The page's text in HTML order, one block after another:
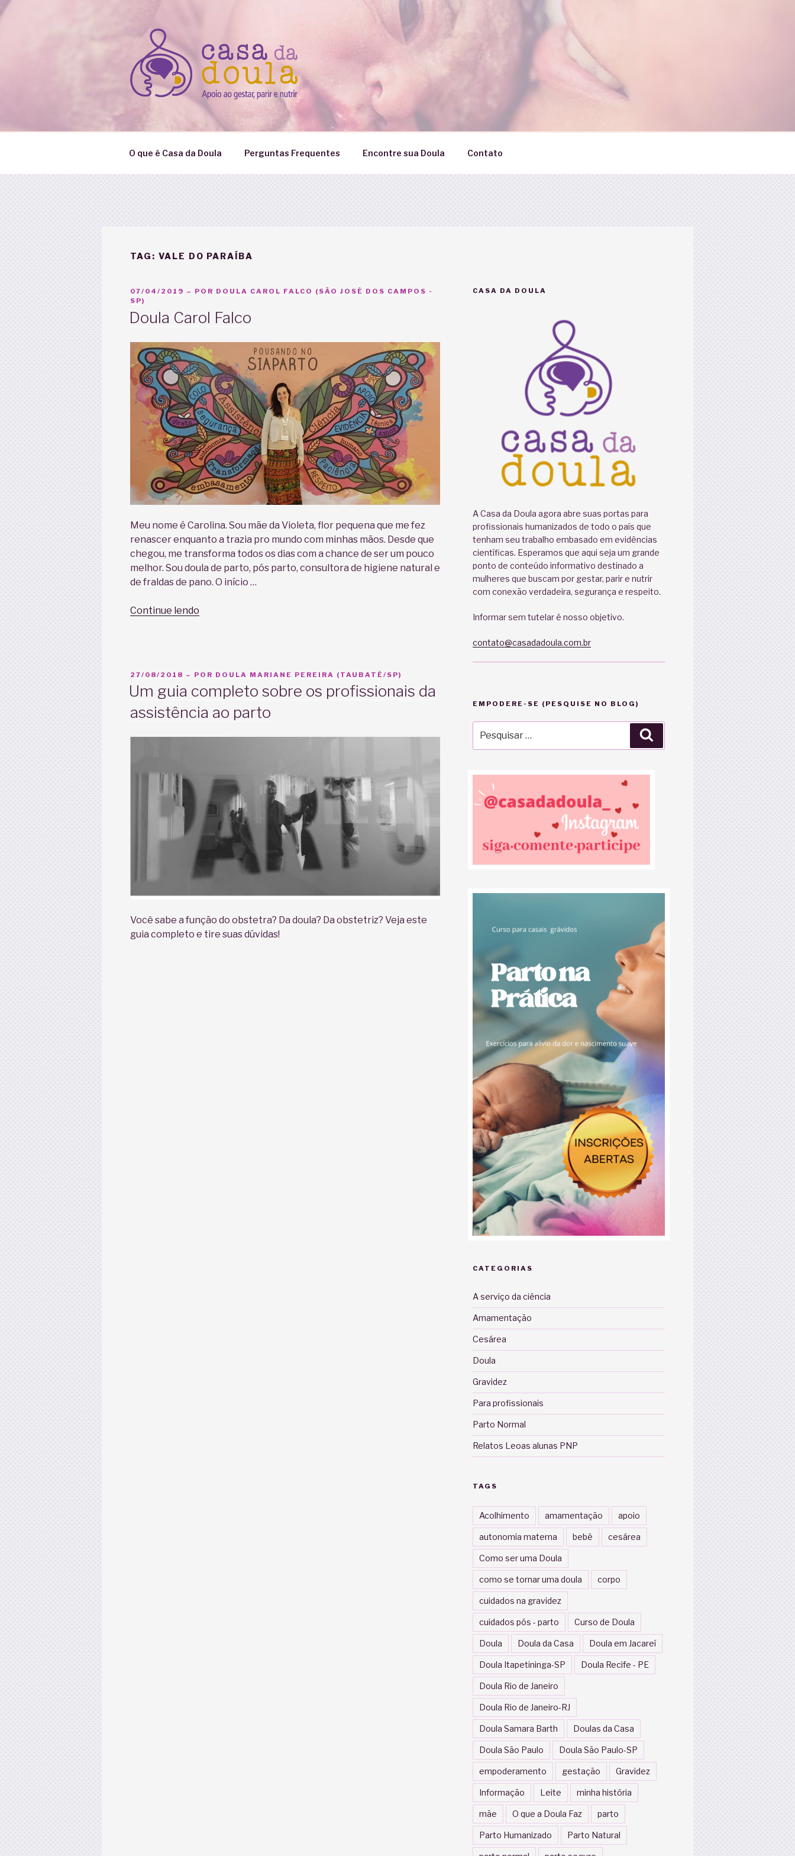
Pular
O que é Casa da Doula Perguntas Frequentes Encontre sua Doula Contato
TAG: VALE DO PARAÍBA
PUBLICADO
EM
07/04/2019 – POR DOULA CAROL FALCO (SÃO JOSÉ DOS CAMPOS -
SP)
Doula Carol Falco
Meu nome é Carolina. Sou mãe da Violeta, flor pequena que me fez
renascer enquanto a trazia pro mundo com minhas mãos. Desde que
chegou, me transforma todos os dias com a chance de ser um pouco
melhor. Sou doula de parto, pós parto, consultora de higiene natural e
de fraldas de pano. O início …
Continue lendo
PUBLICADO
27/08/2018 – POR DOULA MARIANE PEREIRA (TAUBATÉ/SP)
Um guia completo sobre os profissionais da
assistência ao parto
Você sabe a função do obstetra? Da doula? Da obstetriz? Veja este
guia completo e tire suas dúvidas!
CASA DA DOULA
A Casa da Doula agora abre suas portas para
profissionais humanizados de todo o país que
tenham seu trabalho embasado em evidências
científicas. Esperamos que aqui seja um grande
ponto de conteúdo informativo destinado a
mulheres que buscam por gestar, parir e nutrir
com conexão verdadeira, segurança e respeito.
Informar sem tutelar é nosso objetivo.
contato@casadadoula.com.br
EMPODERE-SE (PESQUISE NO BLOG)
por:
CATEGORIAS
A serviço da ciência
Amamentação
Cesárea
Doula
Gravidez
Para profissionais
Parto Normal
Relatos Leoas alunas PNP
TAGS
Acolhimento amamentação apoio
autonomia materna bebê cesárea
Como ser uma Doula
como se tornar uma doula corpo
cuidados na gravidez
cuidados pós - parto Curso de Doula
Doula Doula da Casa Doula em Jacareí
Doula Itapetininga-SP Doula Recife - PE
Doula Rio de Janeiro
Doula Rio de Janeiro-RJ
Doula Samara Barth Doulas da Casa
Doula São Paulo Doula São Paulo-SP
empoderamento gestação Gravidez
Informação Leite minha história
mãe O que a Doula Faz parto
Parto Humanizado Parto Natural